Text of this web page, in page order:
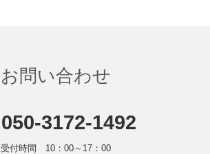
お問い合わせ
050-3172-1492
受付時間 10：00～17：00